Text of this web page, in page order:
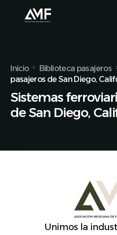
Inicio Biblioteca pasajeros
pasajeros de San Diego,
Sistemas
de San Diego,
Unimos la